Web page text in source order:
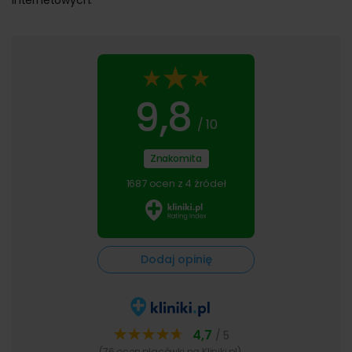
Dbając o dobro i zadowolenie naszych Pacjentów, oferujemy
komfortowe wnętrza –klimatyzowana przestrzeń
naszego centrum jest urządzona tak, aby każdy
przebywający w niej Pacjent czuł się swobodnie i
bezpiecznie. Oczekując na wizytę, można skorzystać z
WF i dostępnej prasy. Na dzieci czeka kącik zabaw.
indywidualne podejście – zwracając szczególną
uwagę na indywidualne potrzeby i uwarunkowania
zdrowotne naszych Pacjentów, każdemu z nich
poświęcamy tyle uwagi i czasu, ile jest niezbędne do
uzyskania celu prowadzonego leczenia
z kilku dziedzin medycyny pozwala nam na
zapewnienie leczonym kompleksowej i dokładnej
diagnostyki oraz prawidłowego przebiegu terapii
doświadczenie – wieloletnie doświadczenie naszej
9,8 / 10
Znakomita
1687 ocen z 4 źródeł
Dodaj opinię
4,7 / 5